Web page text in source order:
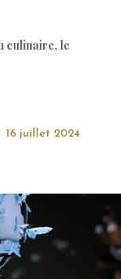
culinaire, le
16 juillet 2024